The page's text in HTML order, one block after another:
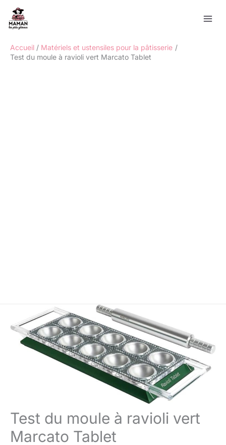
contenu
Accueil
Matériels et ustensiles pour la pâtisserie
Test du moule à ravioli vert Marcato Tablet
Test du moule à ravioli vert
Marcato Tablet
Rechercher